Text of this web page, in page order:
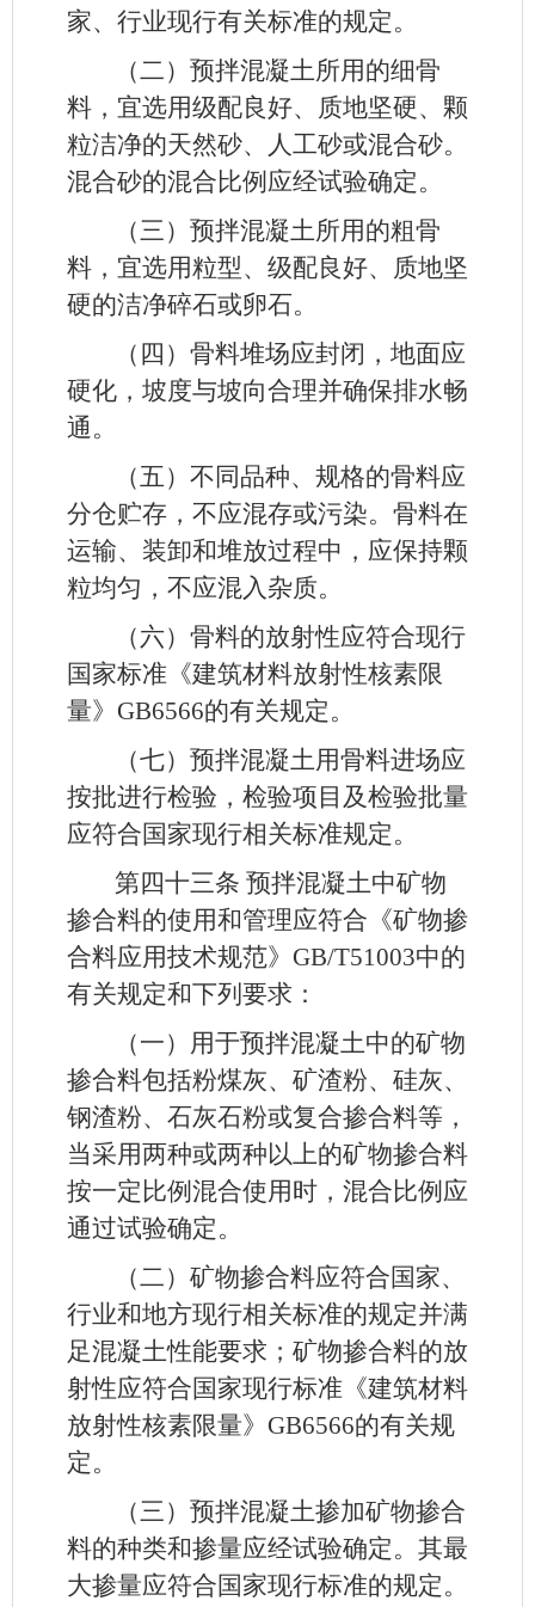
家、行业现行有关标准的规定。
（二）预拌混凝土所用的细骨
料，宜选用级配良好、质地坚硬、颗
粒洁净的天然砂、人工砂或混合砂。
混合砂的混合比例应经试验确定。
（三）预拌混凝土所用的粗骨
料，宜选用粒型、级配良好、质地坚
硬的洁净碎石或卵石。
（四）骨料堆场应封闭，地面应
硬化，坡度与坡向合理并确保排水畅
通。
（五）不同品种、规格的骨料应
分仓贮存，不应混存或污染。骨料在
运输、装卸和堆放过程中，应保持颗
粒均匀，不应混入杂质。
（六）骨料的放射性应符合现行
国家标准《建筑材料放射性核素限
量》GB6566的有关规定。
（七）预拌混凝土用骨料进场应
按批进行检验，检验项目及检验批量
应符合国家现行相关标准规定。
第四十三条 预拌混凝土中矿物
掺合料的使用和管理应符合《矿物掺
合料应用技术规范》GB/T51003中的
有关规定和下列要求：
（一）用于预拌混凝土中的矿物
掺合料包括粉煤灰、矿渣粉、硅灰、
钢渣粉、石灰石粉或复合掺合料等，
当采用两种或两种以上的矿物掺合料
按一定比例混合使用时，混合比例应
通过试验确定。
（二）矿物掺合料应符合国家、
行业和地方现行相关标准的规定并满
足混凝土性能要求；矿物掺合料的放
射性应符合国家现行标准《建筑材料
放射性核素限量》GB6566的有关规
定。
（三）预拌混凝土掺加矿物掺合
料的种类和掺量应经试验确定。其最
大掺量应符合国家现行标准的规定。